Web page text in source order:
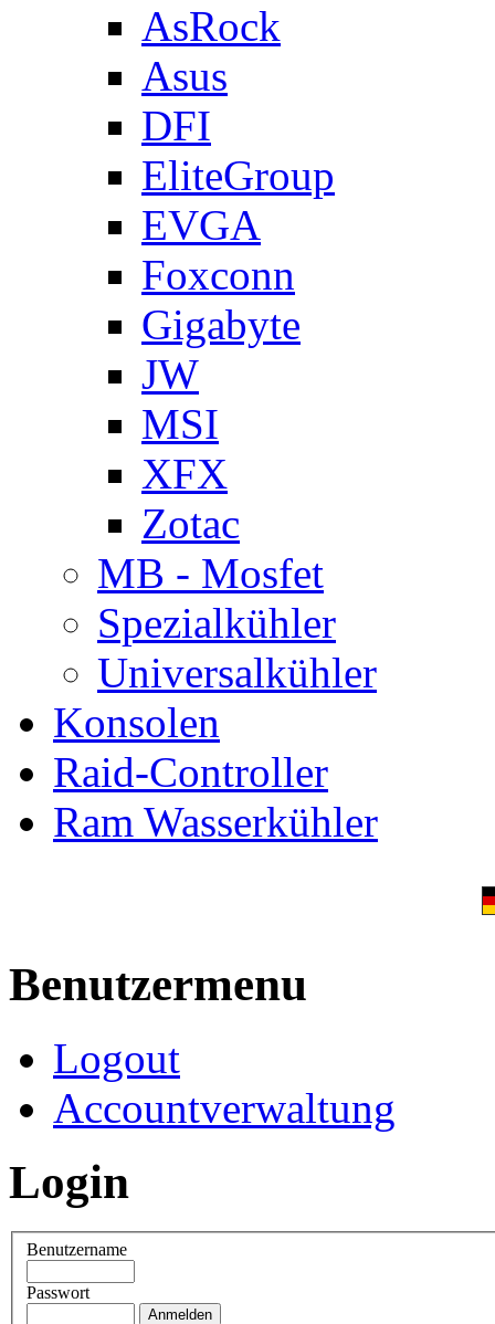
AsRock
Asus
DFI
EliteGroup
EVGA
Foxconn
Gigabyte
JW
MSI
XFX
Zotac
MB - Mosfet
Spezialkühler
Universalkühler
Konsolen
Raid-Controller
Ram Wasserkühler
Benutzermenu
Logout
Accountverwaltung
Login
Benutzername
Passwort